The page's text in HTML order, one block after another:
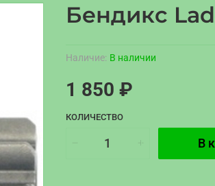
Наличие: В наличии
Бендикс
1 850 ₽
КОЛИЧЕСТВО
В